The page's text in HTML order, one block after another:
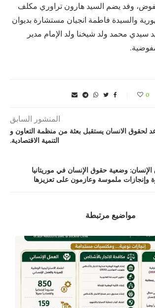
وفد يضم السيد هارون تراوري مكلف
والسيدة فاطمة انجيان مستشارة بديوان
سيدي محمد ولد شيخنا ولد الإمام مدير
0
المنشور السابق
لحقوق الانسان يستقبل بعثة من منظمة التعاون و
التنمية الاقتصادية.
وضعية حقوق الإنسان في موريتانيا
ملموسة وعازمون على تعزيزها
مواضيع مرتبطة